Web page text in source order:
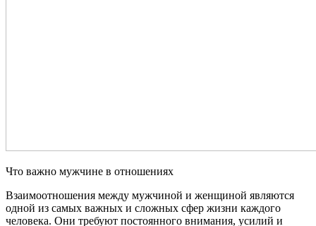
Что важно мужчине в отношениях
Взаимоотношения между мужчиной и женщиной являются
одной из самых важных и сложных сфер жизни каждого
человека. Они требуют постоянного внимания, усилий и